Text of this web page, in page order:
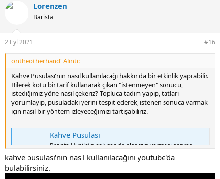
k
Lorenzen
Barista
2 Eyl 2021 #16
ontheotherhand' Alıntı:
Kahve Pusulası'nın nasıl kullanılacağı hakkında bir etkinlik yapılabilir.
Bilerek kötü bir tarif kullanarak çıkan "istenmeyen" sonucu,
istediğimiz yöne nasıl çekeriz? Topluca tadım yapıp, tatları
yorumlayıp, pusuladaki yerini tespit ederek, istenen sonuca varmak
için nasıl bir yöntem izleyeceğimizi tartışabiliriz.
Kahve Pusulası
Barista Hustle’ın çok geç de olsa izin vermesi sonrası,
elimden geldiğince Türkçe'ye çevirmeye çalıştığım Kahve
Pusulası. İyi demlemeler dilerim, iyi forumlar 🙂
kahve pusulası'nın nasıl kullanılacağını youtube'da
bulabilirsiniz.